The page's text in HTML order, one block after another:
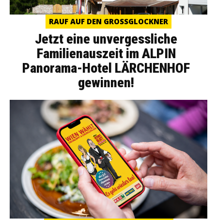
RAUF AUF DEN GROSSGLOCKNER
Jetzt eine unvergessliche
Familienauszeit im ALPIN
Panorama-Hotel LÄRCHENHOF
gewinnen!